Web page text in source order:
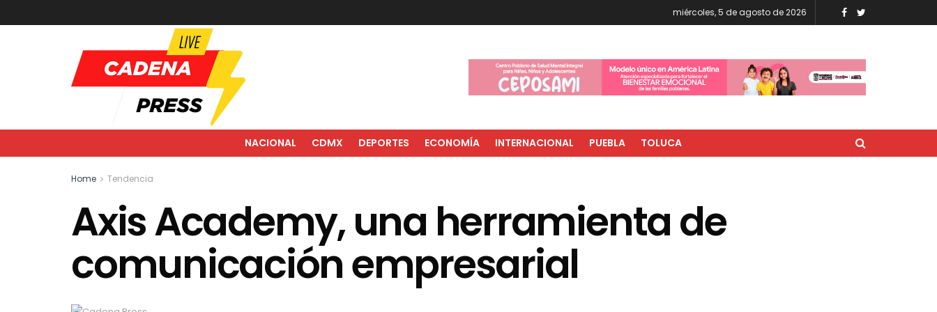
miércoles, 5 de agosto de 2026
NACIONAL CDMX DEPORTES ECONOMÍA INTERNACIONAL PUEBLA TOLUCA
Home Tendencia
Axis Academy, una herramienta de
comunicación empresarial